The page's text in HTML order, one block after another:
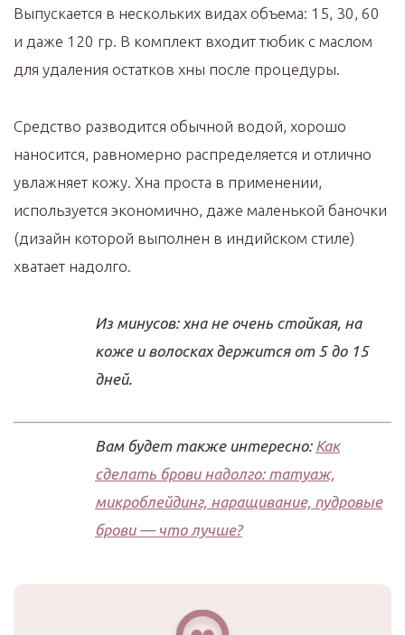
Выпускается в нескольких видах объема: 15, 30, 60
и даже 120 гр. В комплект входит тюбик с маслом
для удаления остатков хны после процедуры.
Средство разводится обычной водой, хорошо
наносится, равномерно распределяется и отлично
увлажняет кожу. Хна проста в применении,
используется экономично, даже маленькой баночки
(дизайн которой выполнен в индийском стиле)
хватает надолго.
Из минусов: хна не очень стойкая, на
коже и волосках держится от 5 до 15
дней.
Вам будет также интересно: Как
сделать брови надолго: татуаж,
микроблейдинг, наращивание, пудровые
брови — что лучше?